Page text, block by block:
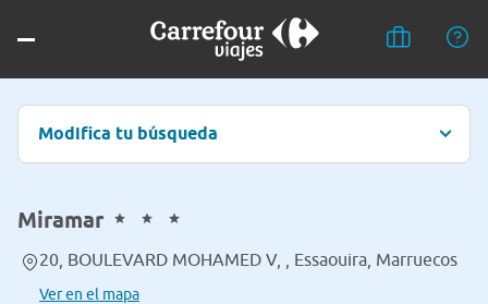
Modifica tu búsqueda
Miramar
20, BOULEVARD MOHAMED V, , Essaouira, Marruecos
Ver en el mapa